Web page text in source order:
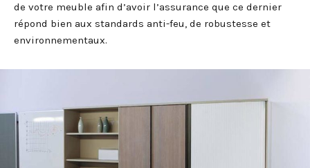
de votre meuble afin d’avoir l’assurance que ce dernier
répond bien aux standards anti-feu, de robustesse et
environnementaux.